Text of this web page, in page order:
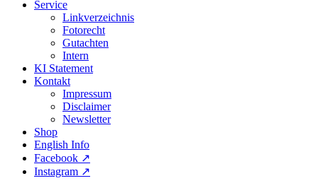
Service
Linkverzeichnis
Fotorecht
Gutachten
Intern
KI Statement
Kontakt
Impressum
Disclaimer
Newsletter
Shop
English Info
Facebook ↗︎
Instagram ↗︎